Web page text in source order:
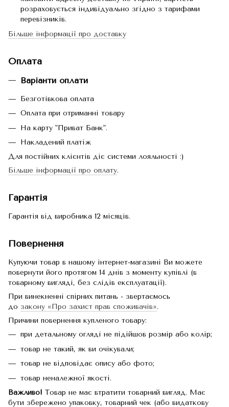
розраховується індивідуально згідно з тарифами
перевізників.
Більше інформації про доставку
Оплата
Варіанти оплати
Безготівкова оплата
Оплата при отриманні товару
На карту "Приват Банк".
Накладений платіж
Для постійних клієнтів діє системи лояльності :)
Більше інформації про оплату.
Гарантія
Гарантія від виробника 12 місяців.
Повернення
Купуючи товар в нашому інтернет-магазині Ви можете
повернути його протягом 14 днів з моменту купівлі (в
товарному вигляді, без слідів експлуатації).
При винекненні спірних питань - звертаємось
до закону «Про захист прав споживачів».
Причини повернення купленого товару:
при детальному огляді не підійшов розмір або колір;
товар не такий, як ви очікували;
товар не відповідає опису або фото;
товар неналежної якості.
Важливо! Товар не має втратити товарний вигляд. Має
бути збережено упаковку, товарний чек (або видаткову